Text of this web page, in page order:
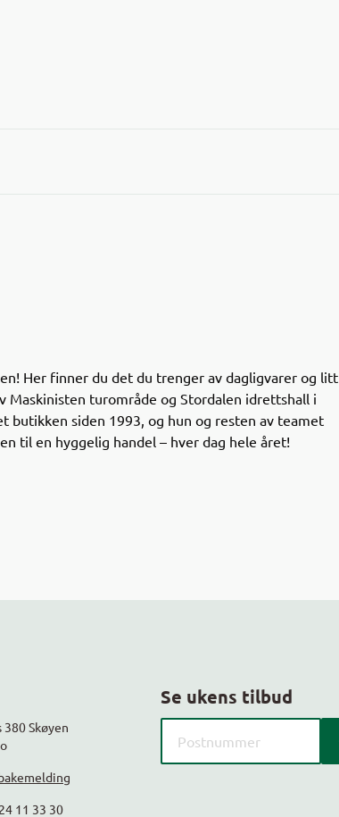
Her finner du det du trenger av dagligvarer og litt
turområde og Stordalen idrettshall i
butikken siden 1993, og hun og resten av teamet
til en hyggelig handel – hver dag hele året!
380 Skøyen
11 33 30
Se ukens tilbud